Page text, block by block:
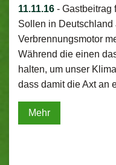
11.11.16 - Gastbeitrag
Sollen in Deutschland
Verbrennungsmotor
Während die einen
halten, um unser
dass damit die Axt an
Mehr